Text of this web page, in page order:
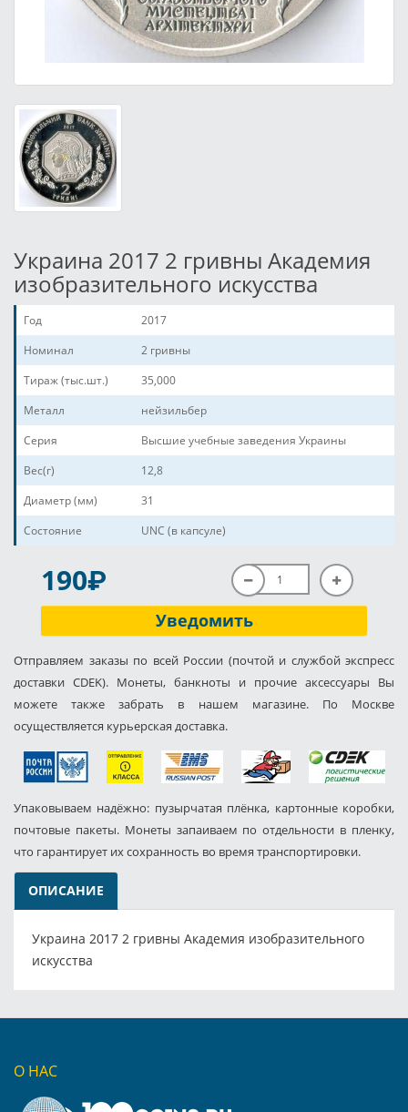
Украина 2017 2 гривны Академия
изобразительного искусства
Год
2017
Номинал
2 гривны
Тираж (тыс.шт.)
35,000
Металл
нейзильбер
Серия
Высшие учебные заведения Украины
Вес(г)
12,8
Диаметр (мм)
31
Состояние
UNC (в капсуле)
190P
Уведомить
Отправляем заказы по всей России (почтой и службой экспресс
доставки CDEK). Монеты, банкноты и прочие аксессуары Вы
можете также забрать в нашем магазине. По Москве
осуществляется курьерская доставка.
Упаковываем надёжно: пузырчатая плёнка, картонные коробки,
почтовые пакеты. Монеты запаиваем по отдельности в пленку,
что гарантирует их сохранность во время транспортировки.
ОПИСАНИЕ
Украина 2017 2 гривны Академия изобразительного
искусства
О НАС